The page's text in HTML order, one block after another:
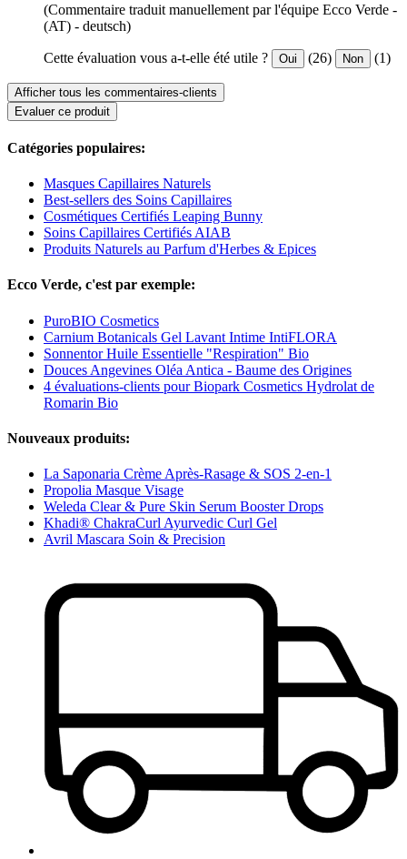
(Commentaire traduit manuellement par l'équipe Ecco Verde -
(AT) - deutsch)
Cette évaluation vous a-t-elle été utile ? Oui (26) Non (1)
Afficher tous les commentaires-clients
Evaluer ce produit
Catégories populaires:
Masques Capillaires Naturels
Best-sellers des Soins Capillaires
Cosmétiques Certifiés Leaping Bunny
Soins Capillaires Certifiés AIAB
Produits Naturels au Parfum d'Herbes & Epices
Ecco Verde, c'est par exemple:
PuroBIO Cosmetics
Carnium Botanicals Gel Lavant Intime IntiFLORA
Sonnentor Huile Essentielle "Respiration" Bio
Douces Angevines Oléa Antica - Baume des Origines
4 évaluations-clients pour Biopark Cosmetics Hydrolat de
Romarin Bio
Nouveaux produits:
La Saponaria Crème Après-Rasage & SOS 2-en-1
Propolia Masque Visage
Weleda Clear & Pure Skin Serum Booster Drops
Khadi® ChakraCurl Ayurvedic Curl Gel
Avril Mascara Soin & Precision